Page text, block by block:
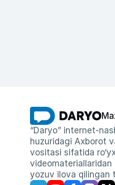
“Daryo” internet-
huzuridagi Axborot
vositasi sifatida
videomateriallaridan
yozuv ilova qilingan